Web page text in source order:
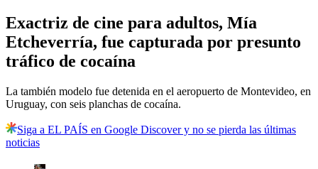
Exactriz de cine para adultos, Mía
Etcheverría, fue capturada por presunto
tráfico de cocaína
La también modelo fue detenida en el aeropuerto de Montevideo, en
Uruguay, con seis planchas de cocaína.
Siga a EL PAÍS en Google Discover y no se pierda las últimas
noticias